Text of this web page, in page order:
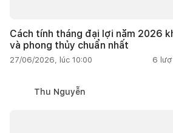
Cách tính tháng đại lợi năm 2026
và phong thủy chuẩn nhất
27/06/2026, lúc 10:00 6
Thu Nguyễn